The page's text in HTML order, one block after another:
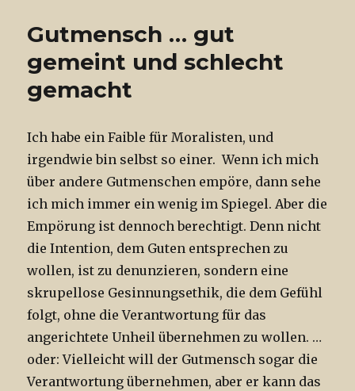
Gutmensch … gut
gemeint und schlecht
gemacht
Ich habe ein Faible für Moralisten, und
irgendwie bin selbst so einer. Wenn ich mich
über andere Gutmenschen empöre, dann sehe
ich mich immer ein wenig im Spiegel. Aber die
Empörung ist dennoch berechtigt. Denn nicht
die Intention, dem Guten entsprechen zu
wollen, ist zu denunzieren, sondern eine
skrupellose Gesinnungsethik, die dem Gefühl
folgt, ohne die Verantwortung für das
angerichtete Unheil übernehmen zu wollen. …
oder: Vielleicht will der Gutmensch sogar die
Verantwortung übernehmen, aber er kann das